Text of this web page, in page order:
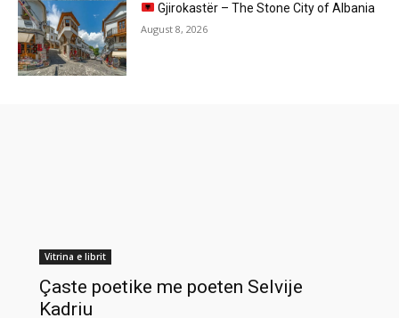
Gjirokastër – The Stone City of Albania
August 8, 2026
Vitrina e librit
Çaste poetike me poeten Selvije
Kadriu